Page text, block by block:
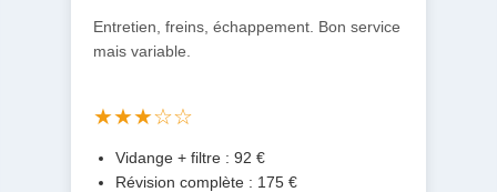
Entretien, freins, échappement. Bon service
mais variable.
★★★☆☆
Vidange + filtre : 92 €
Révision complète : 175 €